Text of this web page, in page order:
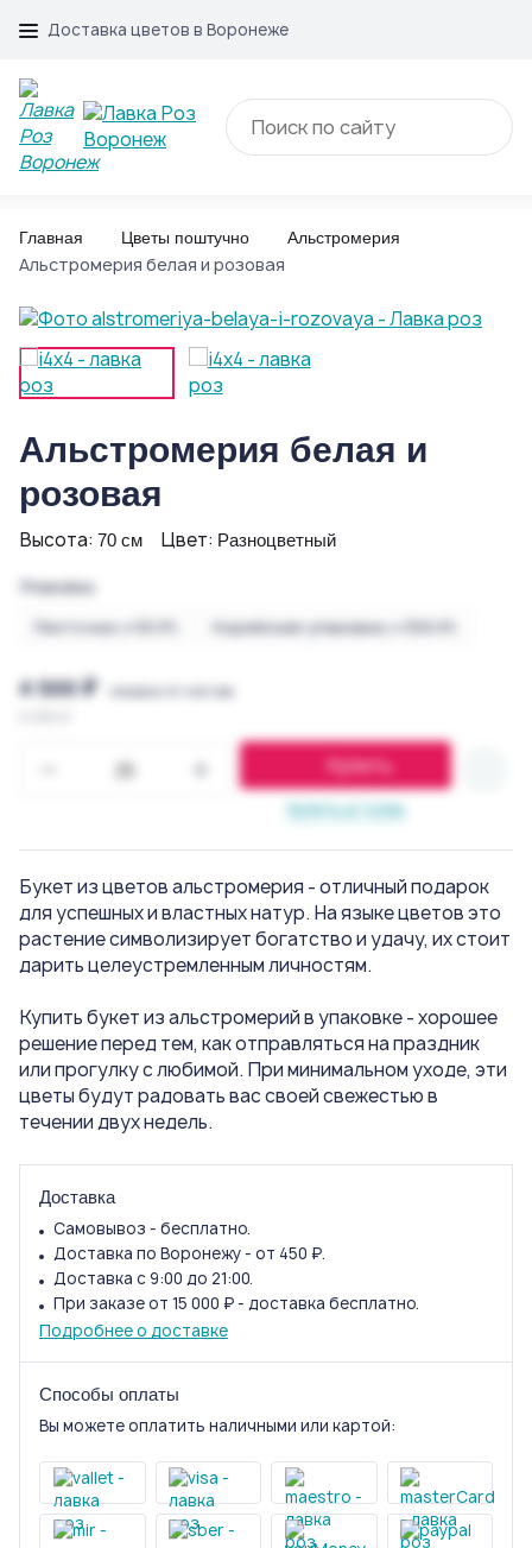
Доставка цветов в Воронеже
Главная Цветы поштучно Альстромерия
Альстромерия белая и розовая
Альстромерия белая и
розовая
Высота: 70 см Цвет: Разноцветный
Упаковка
Ленточка (+50 ₽) Корейская упаковка (+300 ₽)
4 500 ₽ скидка от кол-ва
Купить
Купить в 1 клик
Букет из цветов альстромерия - отличный подарок
для успешных и властных натур. На языке цветов это
растение символизирует богатство и удачу, их стоит
дарить целеустремленным личностям.
Купить букет из альстромерий в упаковке - хорошее
решение перед тем, как отправляться на праздник
или прогулку с любимой. При минимальном уходе, эти
цветы будут радовать вас своей свежестью в
течении двух недель.
Доставка
Самовывоз - бесплатно.
Доставка по Воронежу - от 450 ₽.
Доставка с 9:00 до 21:00.
При заказе от 15 000 ₽ - доставка бесплатно.
Подробнее о доставке
Способы оплаты
Вы можете оплатить наличными или картой: